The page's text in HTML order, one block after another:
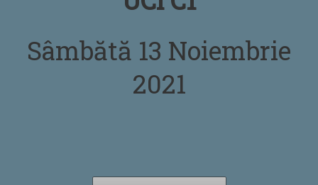
Sâmbătă 13 Noiembrie
2021